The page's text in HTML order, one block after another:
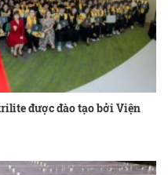
được đào tạo bởi Viện